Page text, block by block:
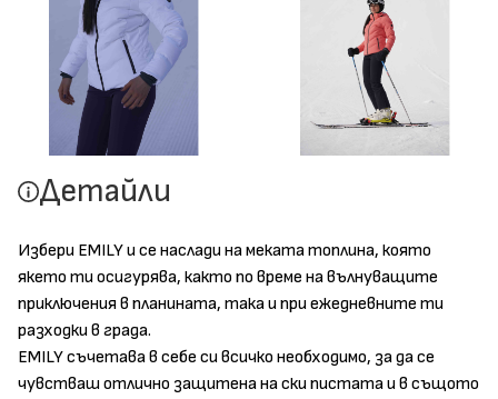
Детайли
Избери EMILY и се наслади на меката топлина, която
якето ти осигурява, както по време на вълнуващите
приключения в планината, така и при ежедневните ти
разходки в града.
EMILY съчетава в себе си всичко необходимо, за да се
чувстваш отлично защитена на ски пистата и в същото